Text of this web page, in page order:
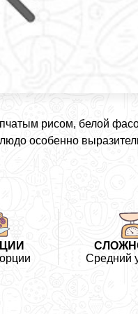
рисом, белой
особенно
Средний